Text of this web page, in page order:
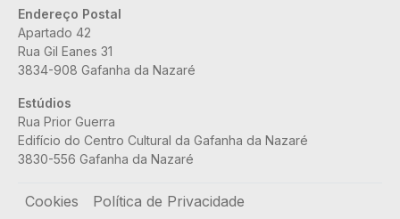
Endereço Postal
Apartado 42
Rua Gil Eanes 31
3834-908 Gafanha da Nazaré
Estúdios
Rua Prior Guerra
Edifício do Centro Cultural da Gafanha da Nazaré
3830-556 Gafanha da Nazaré
Rodapé
Cookies
Política de Privacidade